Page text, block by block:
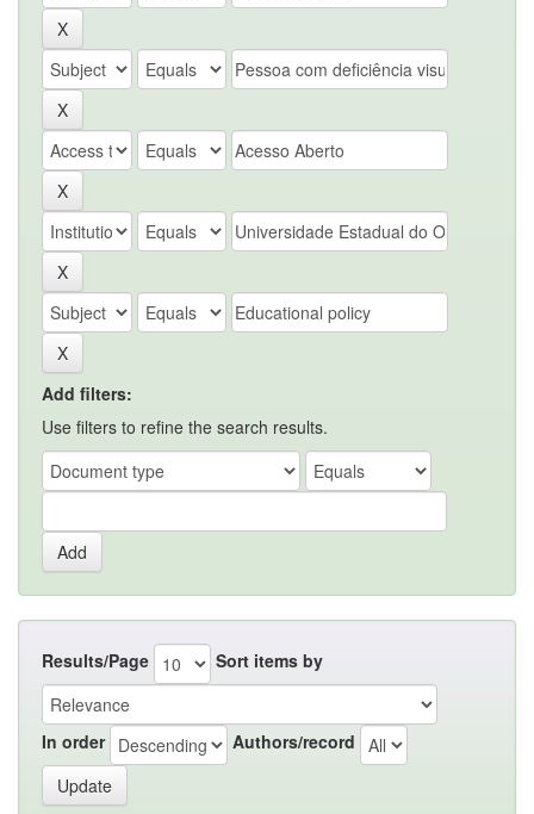
Add filters:
Use filters to refine the search results.
Results/Page Sort items by
In order Authors/record